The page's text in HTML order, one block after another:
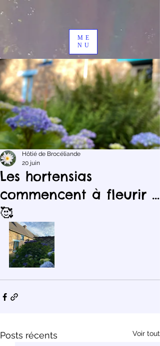
ME
NU
Les hortensias
commencent à fleurir …
🥰
Hôtié de Brocéliande
20 juin
Posts récents Voir tout